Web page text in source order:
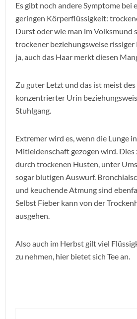
Es gibt noch andere Symptome bei
geringen Körperflüssigkeit:
Durst oder wie man im Volksmund
trockener beziehungsweise rissiger
ja, auch das Haar merkt diesen
Zu guter Letzt und das ist meist des
konzentrierter Urin
Stuhlgang.
Extremer wird es, wenn die Lunge in
Mitleidenschaft gezogen wird. Dies
durch trockenen Husten, unter
sogar blutigen Auswurf.
und keuchende Atmung sind
Selbst Fieber kann von der
ausgehen.
Also auch im Herbst gilt viel
zu nehmen, hier bietet sich Tee an.